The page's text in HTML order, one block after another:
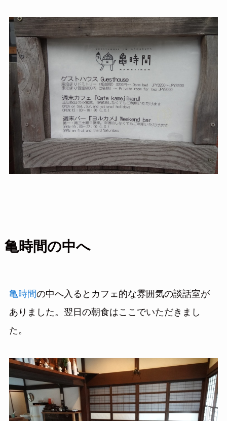
亀時間の中へ
亀時間の中へ入るとカフェ的な雰囲気の談話室が
ありました。翌日の朝食はここでいただきまし
た。